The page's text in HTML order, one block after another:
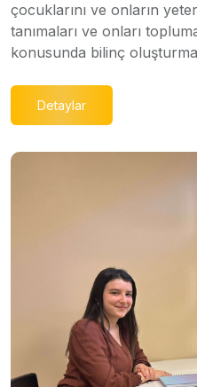
çocuklarını ve onların
tanımaları ve onları
konusunda bilinç
Detaylar